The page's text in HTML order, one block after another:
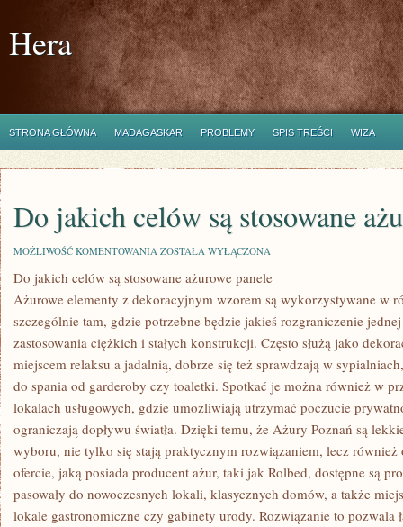
Hera
STRONA GŁÓWNA MADAGASKAR PROBLEMY SPIS TREŚCI WIZA
Do jakich celów są stosowane
MOŻLIWOŚĆ KOMENTOWANIA DO
CELÓW
STOSOWANE
AŻUROWE
ZOSTAŁA WYŁĄCZONA
Do jakich celów są stosowane ażurowe panele
Ażurowe elementy z dekoracyjnym wzorem są wykorzystywane w
szczególnie tam, gdzie potrzebne będzie jakieś rozgraniczenie
zastosowania ciężkich i stałych konstrukcji. Często służą jako
miejscem relaksu a jadalnią, dobrze się też sprawdzają w
do spania od garderoby czy toaletki. Spotkać je można również w
lokalach usługowych, gdzie umożliwiają utrzymać poczucie
ograniczają dopływu światła. Dzięki temu, że Ażury Poznań są
wyboru, nie tylko się stają praktycznym rozwiązaniem, lecz również
ofercie, jaką posiada producent ażur, taki jak Rolbed, dostępne są
pasowały do nowoczesnych lokali, klasycznych domów, a także
lokale gastronomiczne czy gabinety urody. Rozwiązanie to pozwala